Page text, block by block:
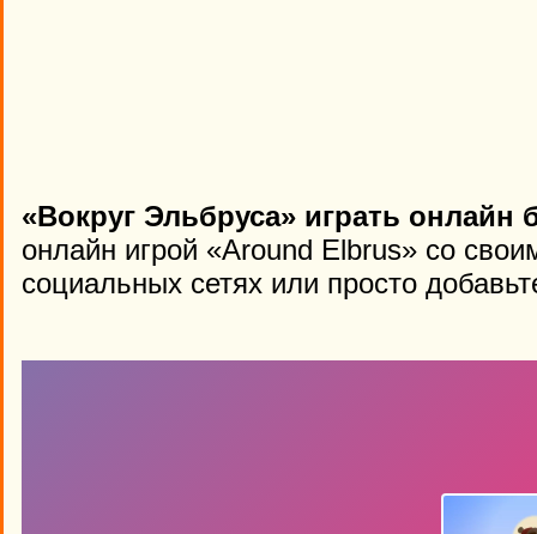
«Вокруг Эльбруса» играть онлайн
онлайн игрой «Around Elbrus» со
социальных сетях или просто